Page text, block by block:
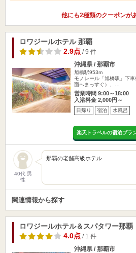
他にも2種類のクーポンが
ロワジールホテル 那覇
2.9点/ 9 件
沖縄県 / 那覇市
旭橋駅953m
モノレール「旭橋駅」下
面へまっすぐ）、…
営業時間 9:00～18:00
入浴料金 2,000円～
日帰り 宿泊 水風呂
楽天トラベルの宿泊プラ
40代 男
性
那覇の老舗
沖縄県那覇市
関連情報から探す
ロワジールホテル＆スパタワー那覇
4.0点/ 1 件
沖縄県 / 那覇市